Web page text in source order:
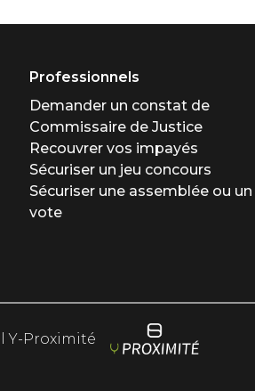
Professionnels
Demander un constat de
Commissaire de Justice
Recouvrer vos impayés
Sécuriser un jeu concours
Sécuriser une assemblée ou un
vote
Y-Proximité